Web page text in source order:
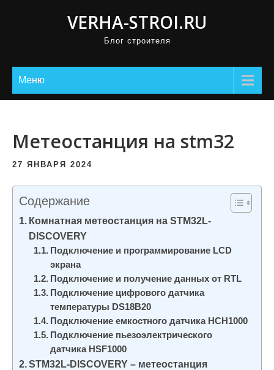
VERHA-STROI.RU
Блог строителя
Меню
Метеостанция на stm32
27 ЯНВАРЯ 2024
Содержание
Комнатная метеостанция на STM32L-
DISCOVERY
Подключение и программирование LCD
экрана
Подключение и получение данных от RTL
Подключение цифрового датчика
температуры DS18B20
Подключение емкостного датчика HCH1000
Подключение пьезоэлектрического
датчика HSF1000
STM32L-DISCOVERY – метеостанция